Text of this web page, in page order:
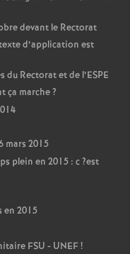
devant le Rectorat
d’application est
du Rectorat et de l’ESPE
ça marche?
mars 2015
plein en 2015 : c?est
en 2015
FSU - UNEF!